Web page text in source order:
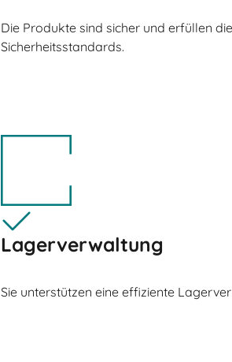
Die Produkte sind sicher und erfüllen
Sicherheitsstandards.
Lagerverwaltung
Sie unterstützen eine effiziente